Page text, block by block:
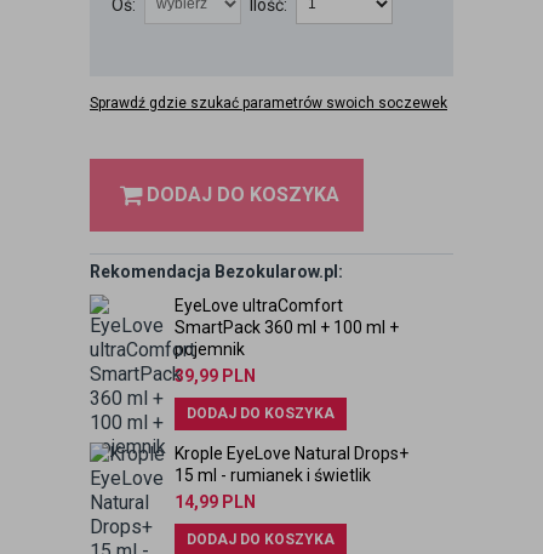
Oś: Ilość:
Sprawdź gdzie szukać parametrów swoich soczewek
DODAJ DO KOSZYKA
Rekomendacja Bezokularow.pl:
EyeLove ultraComfort
SmartPack 360 ml + 100 ml +
pojemnik
39,99 PLN
DODAJ DO KOSZYKA
Krople EyeLove Natural Drops+
15 ml - rumianek i świetlik
14,99 PLN
DODAJ DO KOSZYKA